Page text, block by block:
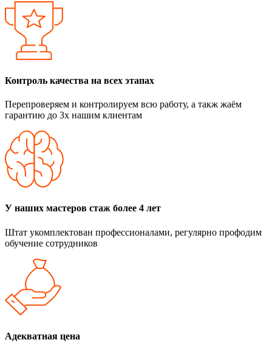
Контроль качества на всех этапах
Перепроверяем и контролируем всю работу, а такж жаём
гарантию до 3х нашим клиентам
У наших мастеров стаж более 4 лет
Штат укомплектован профессионалами, регулярно профодим
обучение сотрудников
Адекватная цена